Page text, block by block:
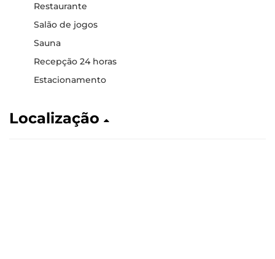
Restaurante
Salão de jogos
Sauna
Recepção 24 horas
Estacionamento
Localização